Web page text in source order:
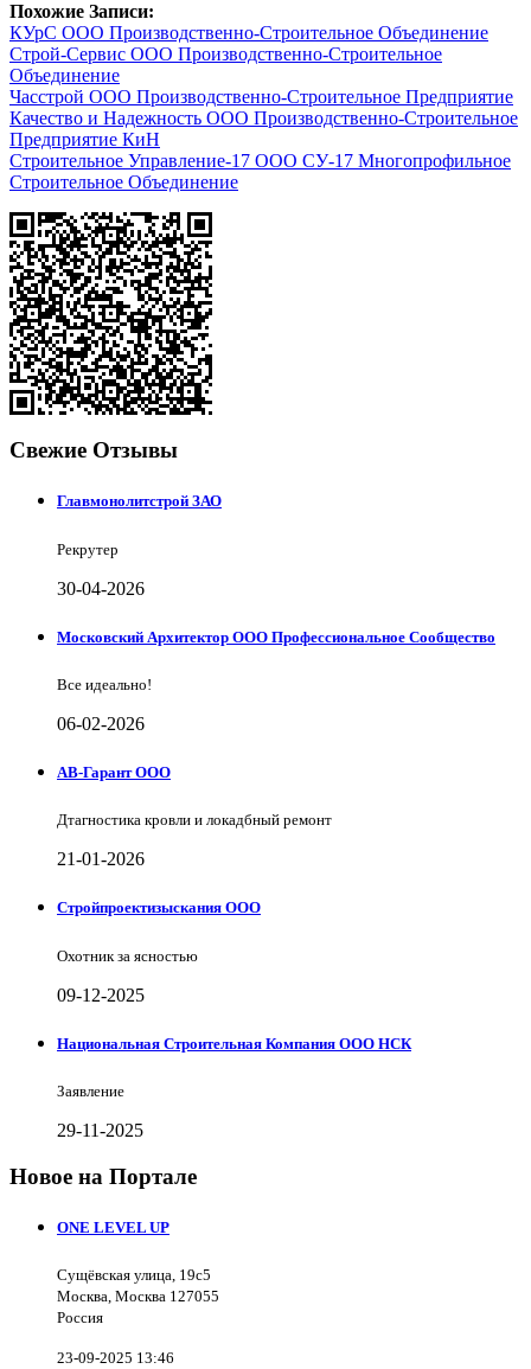
Похожие Записи:
КУрС ООО Производственно-Строительное Объединение
Строй-Сервис ООО Производственно-Строительное
Объединение
Часстрой ООО Производственно-Строительное Предприятие
Качество и Надежность ООО Производственно-Строительное
Предприятие КиН
Строительное Управление-17 ООО СУ-17 Многопрофильное
Строительное Объединение
Свежие Отзывы
Главмонолитстрой ЗАО
Рекрутер
30-04-2026
Московский Архитектор ООО Профессиональное Сообщество
Все идеально!
06-02-2026
АВ-Гарант ООО
Дтагностика кровли и локадбный ремонт
21-01-2026
Стройпроектизыскания ООО
Охотник за ясностью
09-12-2025
Национальная Строительная Компания ООО НСК
Заявление
29-11-2025
Новое на Портале
ONE LEVEL UP
Сущёвская улица, 19с5
Москва, Москва 127055
Россия
23-09-2025 13:46